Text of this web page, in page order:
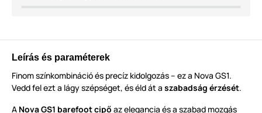
Leírás és paraméterek
Finom színkombináció és precíz kidolgozás – ez a Nova GS1.
Vedd fel ezt a lágy szépséget, és éld át a szabadság érzését.
A Nova GS1 barefoot cipő az elegancia és a szabad mozgás